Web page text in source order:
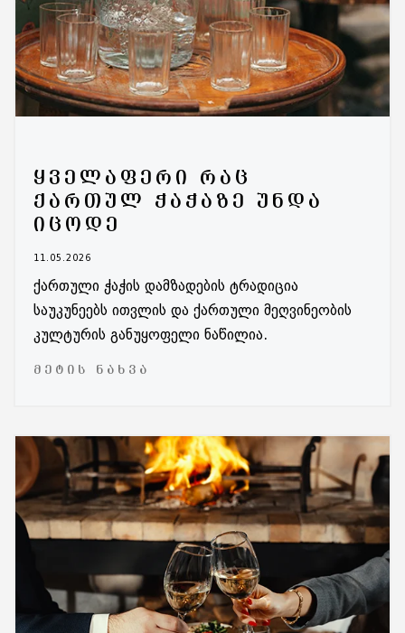
ᲧᲕᲔᲚᲐᲤᲔᲠᲘ ᲠᲐᲪ
ᲥᲐᲠᲗᲣᲚ ᲭᲐᲭᲐᲖᲔ ᲣᲜᲓᲐ
ᲘᲪᲝᲓᲔ
11.05.2026
ქართული ჭაჭის დამზადების ტრადიცია
საუკუნეებს ითვლის და ქართული მეღვინეობის
კულტურის განუყოფელი ნაწილია.
ᲛᲔᲢᲘᲡ ᲜᲐᲮᲕᲐ